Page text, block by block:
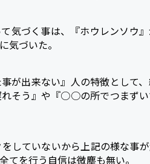
気づく事は、『ホウレンソウ
気づいた。
が出来ない』人の特徴として
そう』や『○○の所でつまず
していないから上記の様な事
てを行う自信は微塵も無い。